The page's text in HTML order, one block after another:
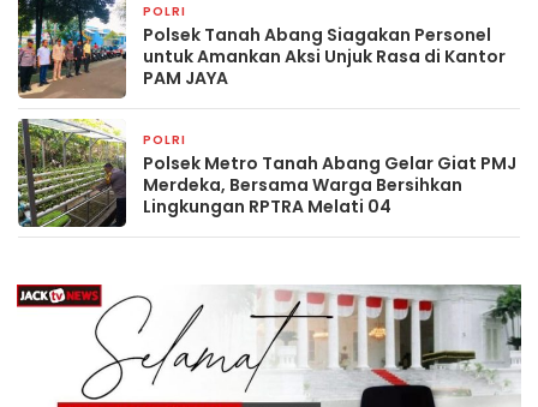
POLRI
Polsek Tanah Abang Siagakan Personel
untuk Amankan Aksi Unjuk Rasa di Kantor
PAM JAYA
POLRI
Polsek Metro Tanah Abang Gelar Giat PMJ
Merdeka, Bersama Warga Bersihkan
Lingkungan RPTRA Melati 04